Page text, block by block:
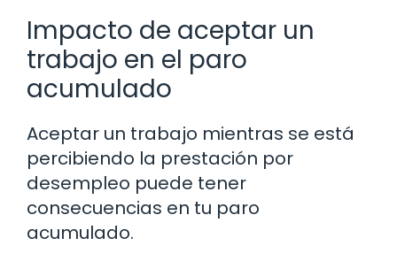
Impacto de aceptar un
trabajo en el paro
acumulado
Aceptar un trabajo mientras se está
percibiendo la prestación por
desempleo puede tener
consecuencias en tu paro
acumulado.